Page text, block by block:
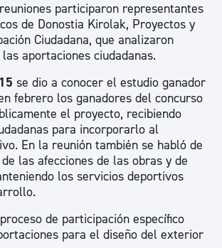
participaron representantes
de Donostia Kirolak, Proyectos y
Ciudadana, que analizaron
aportaciones ciudadanas.
se dio a conocer el estudio ganador
febrero los ganadores del concurso
el proyecto, recibiendo
para incorporarlo al
En la reunión también se habló de
las afecciones de las obras y de
los servicios deportivos
de participación específico
para el diseño del exterior